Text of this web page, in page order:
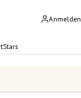
Anmelden
Stars